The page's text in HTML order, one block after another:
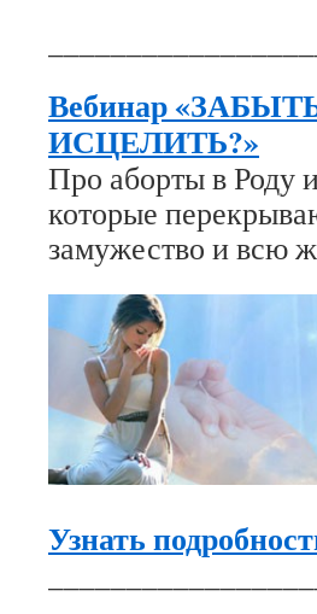
Вебинар
ИСЦЕЛИТЬ?»
Про аборты в Роду
которые
замужество и всю
Узнать